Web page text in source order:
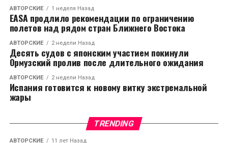
АВТОРСКИЕ 1 неделя Назад
EASA продлило рекомендации по ограничению
полетов над рядом стран Ближнего Востока
АВТОРСКИЕ 2 недели Назад
Десять судов с японским участием покинули
Ормузский пролив после длительного ожидания
АВТОРСКИЕ 2 недели Назад
Испания готовится к новому витку экстремальной
жары
TRENDING
АВТОРСКИЕ 11 лет Назад